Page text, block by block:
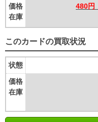
価格
在庫
480円
このカードの買取状況
状態
価格
在庫